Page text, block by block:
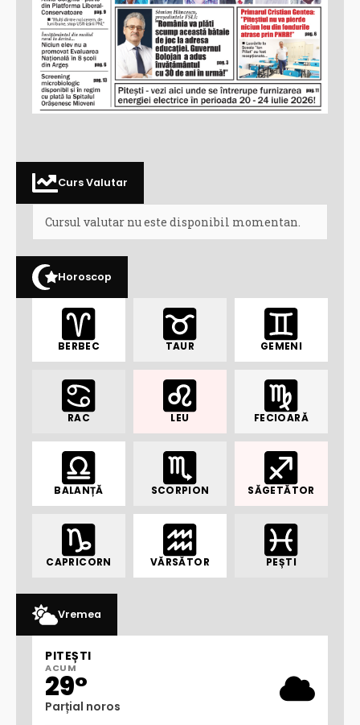
Curs Valutar
Cursul valutar nu este disponibil momentan.
Horoscop
BERBEC TAUR GEMENI
RAC LEU FECIOARĂ
BALANȚĂ SCORPION SĂGETĂTOR
CAPRICORN VĂRSĂTOR PEȘTI
Vremea
PITEȘTI
ACUM
29°
Parțial noros